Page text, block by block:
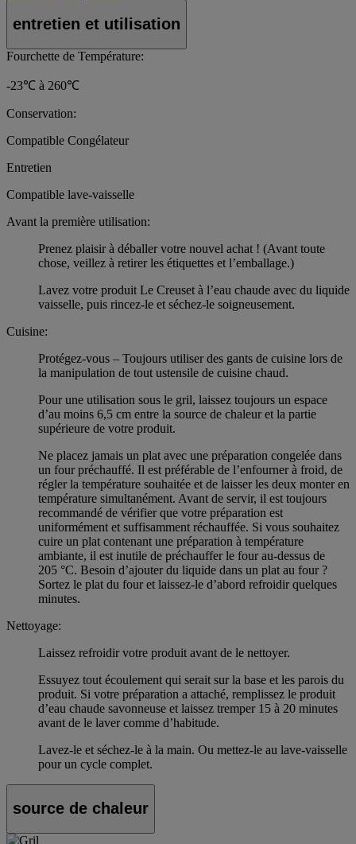
entretien et utilisation
Fourchette de Température:
-23℃ à 260℃
Conservation:
Compatible Congélateur
Entretien
Compatible lave-vaisselle
Avant la première utilisation:
Prenez plaisir à déballer votre nouvel achat ! (Avant toute
chose, veillez à retirer les étiquettes et l’emballage.)
Lavez votre produit Le Creuset à l’eau chaude avec du liquide
vaisselle, puis rincez-le et séchez-le soigneusement.
Cuisine:
Protégez-vous – Toujours utiliser des gants de cuisine lors de
la manipulation de tout ustensile de cuisine chaud.
Pour une utilisation sous le gril, laissez toujours un espace
d’au moins 6,5 cm entre la source de chaleur et la partie
supérieure de votre produit.
Ne placez jamais un plat avec une préparation congelée dans
un four préchauffé. Il est préférable de l’enfourner à froid, de
régler la température souhaitée et de laisser les deux monter en
température simultanément. Avant de servir, il est toujours
recommandé de vérifier que votre préparation est
uniformément et suffisamment réchauffée. Si vous souhaitez
cuire un plat contenant une préparation à température
ambiante, il est inutile de préchauffer le four au-dessus de
205 °C. Besoin d’ajouter du liquide dans un plat au four ?
Sortez le plat du four et laissez-le d’abord refroidir quelques
minutes.
Nettoyage:
Laissez refroidir votre produit avant de le nettoyer.
Essuyez tout écoulement qui serait sur la base et les parois du
produit. Si votre préparation a attaché, remplissez le produit
d’eau chaude savonneuse et laissez tremper 15 à 20 minutes
avant de le laver comme d’habitude.
Lavez-le et séchez-le à la main. Ou mettez-le au lave-vaisselle
pour un cycle complet.
source de chaleur